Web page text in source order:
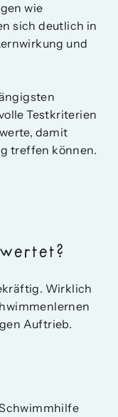
wie
sich deutlich in
und
Testkriterien
damit
treffen können.
Wirklich
Auftrieb.